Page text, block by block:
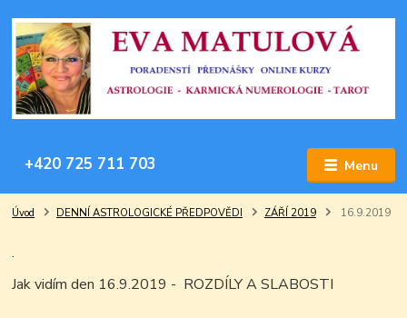
Menu
+420 725 711 703
Úvod DENNÍ ASTROLOGICKÉ PŘEDPOVĚDI ZÁŘÍ 2019 16.9.2019
.
Jak vidím den 16.9.2019 - ROZDÍLY A SLABOSTI